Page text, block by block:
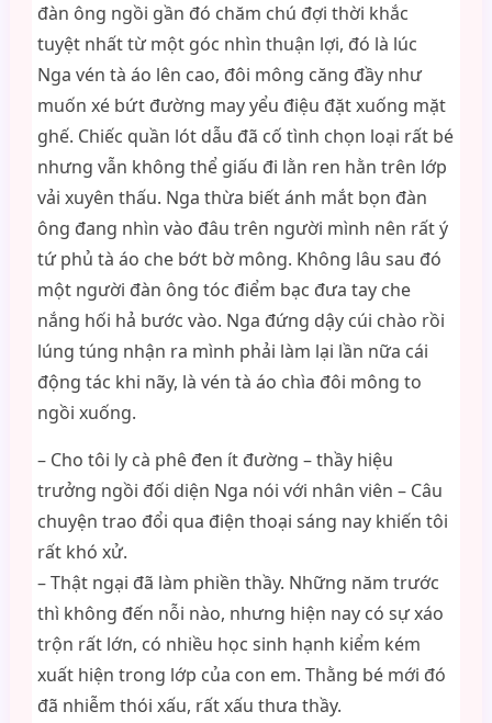
đàn ông ngồi gần đó chăm chú đợi thời khắc
tuyệt nhất từ một góc nhìn thuận lợi, đó là lúc
Nga vén tà áo lên cao, đôi mông căng đầy như
muốn xé bứt đường may yểu điệu đặt xuống mặt
ghế. Chiếc quần lót dẫu đã cố tình chọn loại rất bé
nhưng vẫn không thể giấu đi lằn ren hằn trên lớp
vải xuyên thấu. Nga thừa biết ánh mắt bọn đàn
ông đang nhìn vào đâu trên người mình nên rất ý
tứ phủ tà áo che bớt bờ mông. Không lâu sau đó
một người đàn ông tóc điểm bạc đưa tay che
nắng hối hả bước vào. Nga đứng dậy cúi chào rồi
lúng túng nhận ra mình phải làm lại lần nữa cái
động tác khi nãy, là vén tà áo chìa đôi mông to
ngồi xuống.
– Cho tôi ly cà phê đen ít đường – thầy hiệu
trưởng ngồi đối diện Nga nói với nhân viên – Câu
chuyện trao đổi qua điện thoại sáng nay khiến tôi
rất khó xử.
– Thật ngại đã làm phiền thầy. Những năm trước
thì không đến nỗi nào, nhưng hiện nay có sự xáo
trộn rất lớn, có nhiều học sinh hạnh kiểm kém
xuất hiện trong lớp của con em. Thằng bé mới đó
đã nhiễm thói xấu, rất xấu thưa thầy.